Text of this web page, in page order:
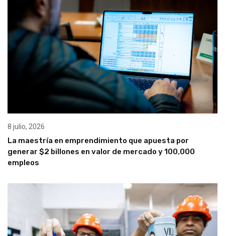
8 julio, 2026
La maestría en emprendimiento que apuesta por
generar $2 billones en valor de mercado y 100,000
empleos